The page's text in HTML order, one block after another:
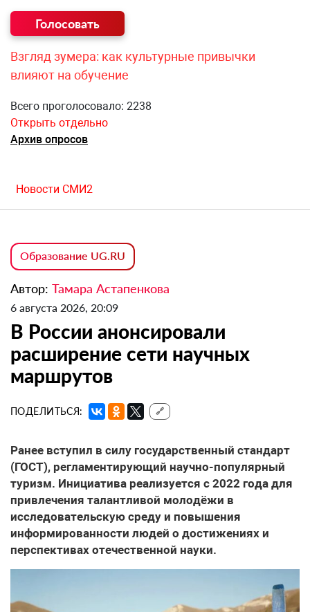
Взгляд зумера: как культурные привычки
влияют на обучение
Всего проголосовало: 2238
Открыть отдельно
Архив опросов
Новости СМИ2
Образование UG.RU
Автор: Тамара Астапенкова
6 августа 2026, 20:09
В России анонсировали
расширение сети научных
маршрутов
ПОДЕЛИТЬСЯ: 🔗
Ранее вступил в силу государственный стандарт
(ГОСТ), регламентирующий научно-популярный
туризм. Инициатива реализуется с 2022 года для
привлечения талантливой молодёжи в
исследовательскую среду и повышения
информированности людей о достижениях и
перспективах отечественной науки.